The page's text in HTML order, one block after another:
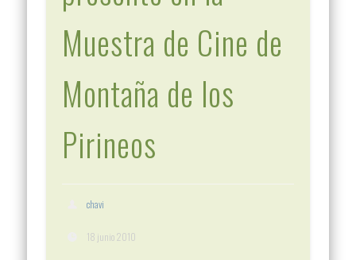
Muestra de Cine de
Montaña de los
Pirineos
chavi
18 junio 2010